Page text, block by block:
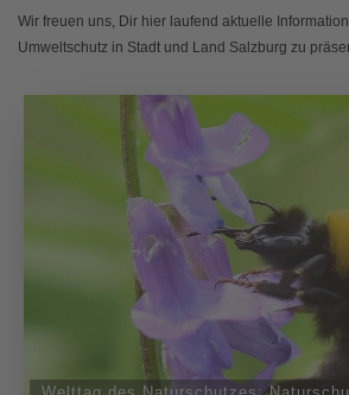
Wir freuen uns, Dir hier laufend aktuelle
Umweltschutz in Stadt und Land Salzburg zu